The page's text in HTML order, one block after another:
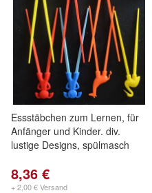
Essstäbchen zum Lernen, für
Anfänger und Kinder. div.
lustige Designs, spülmasch
8,36 €
+ 2,00 € Versand